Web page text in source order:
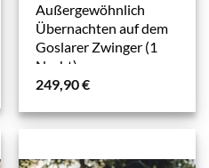
Außergewöhnlich
Übernachten auf dem
Goslarer Zwinger (1
Nacht)
249,90€